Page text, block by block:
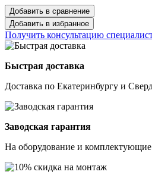
Добавить в сравнение
Добавить в избранное
Получить консультацию
Быстрая доставка
Доставка по Екатеринбургу и
Заводская гарантия
На оборудование и комплектующие